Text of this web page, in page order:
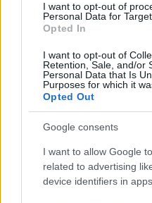
consent section.
I want to opt-out of
Personal Data for
Opted In
I want to opt-out of
Retention, Sale, and/or
Personal Data that Is
Purposes for which it
Opted Out
Google consents
I want to allow Google
related to advertising
device identifiers in apps.
Frasi da
Frasi